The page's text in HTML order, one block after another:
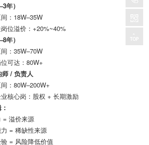
年）
： 18W–35W
位溢价： +20%~40%
年）
： 35W–70W
可达： 80W+
师/ 负责人
： 80W–200W+
核心岗：股权 + 长期激励
= 溢价来源
= 稀缺性来源
= 风险降低价值